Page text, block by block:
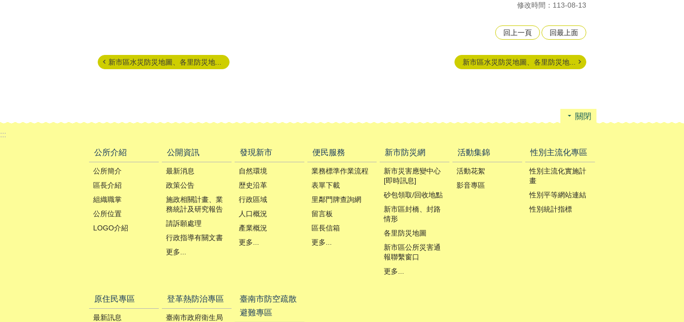
修改時間：113-08-13
回上一頁 回最上面
新市區水災防災地圖、各里防災地... 新市區水災防災地圖、各里防災地...
關閉
:::
公所介紹
公所簡介
區長介紹
組織職掌
公所位置
LOGO介紹
公開資訊
最新消息
政策公告
施政相關計畫、業
務統計及研究報告
請訴願處理
行政指導有關文書
更多...
發現新市
自然環境
歴史沿革
行政區域
人口概況
產業概況
更多...
便民服務
業務標準作業流程
表單下載
里鄰門牌查詢網
留言板
區長信箱
更多...
新市防災網
新市災害應變中心
[即時訊息]
砂包領取/回收地點
新市區封橋、封路
情形
各里防災地圖
新市區公所災害通
報聯繫窗口
更多...
活動集錦
活動花絮
影音專區
性別主流化專區
性別主流化實施計
畫
性別平等網站連結
性別統計指標
原住民專區
最新訊息
登革熱防治專區
臺南市政府衛生局
臺南市防空疏散
避難專區